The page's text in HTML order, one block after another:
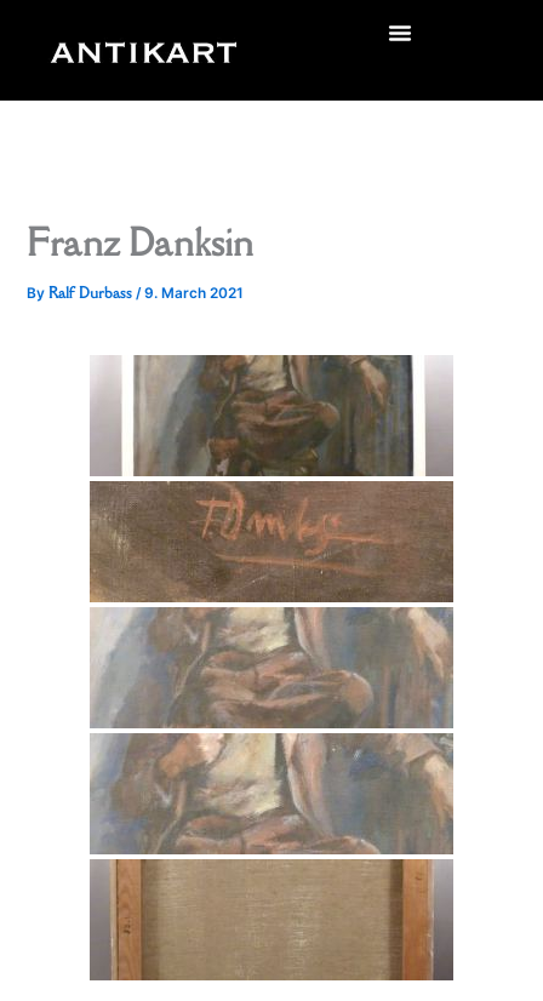
Franz Danksin
ByRalf Durbass/9. March 2021